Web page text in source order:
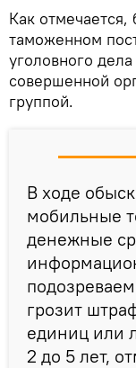
Как
таможенном
уголовного
совершенной
группой.
В ходе
мобильные
денежные
грозит
единиц или
2 до 5 лет,